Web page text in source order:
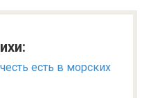
есть в морских